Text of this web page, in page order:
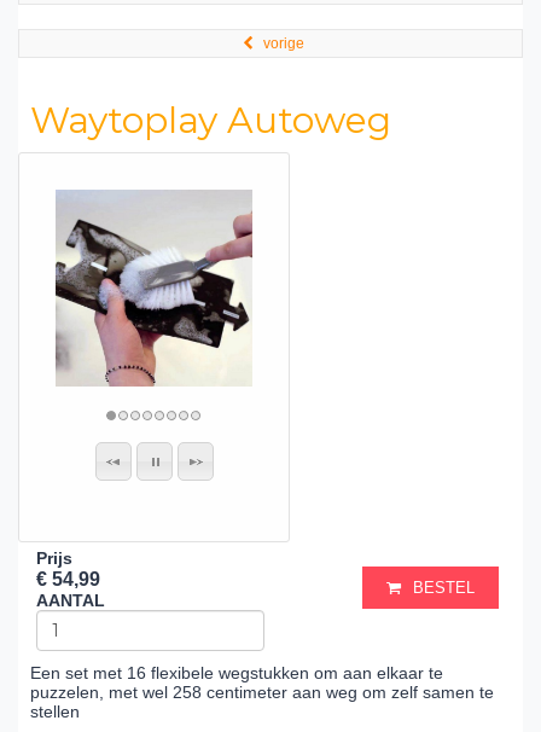
vorige
Waytoplay Autoweg
Prijs
€ 54,99
AANTAL
BESTEL
Een set met 16 flexibele wegstukken om aan elkaar te
puzzelen, met wel 258 centimeter aan weg om zelf samen te
stellen